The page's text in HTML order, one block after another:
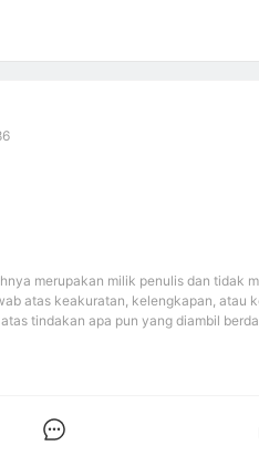
merupakan milik penulis dan tidak
atas keakuratan, kelengkapan, atau
tindakan apa pun yang diambil